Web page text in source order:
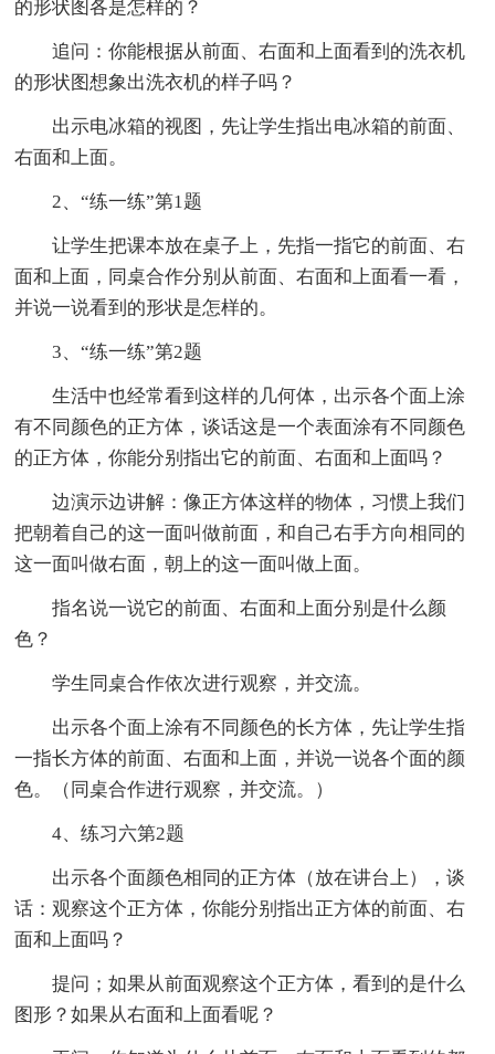
的形状图各是怎样的？
追问：你能根据从前面、右面和上面看到的洗衣机
的形状图想象出洗衣机的样子吗？
出示电冰箱的视图，先让学生指出电冰箱的前面、
右面和上面。
2、“练一练”第1题
让学生把课本放在桌子上，先指一指它的前面、右
面和上面，同桌合作分别从前面、右面和上面看一看，
并说一说看到的形状是怎样的。
3、“练一练”第2题
生活中也经常看到这样的几何体，出示各个面上涂
有不同颜色的正方体，谈话这是一个表面涂有不同颜色
的正方体，你能分别指出它的前面、右面和上面吗？
边演示边讲解：像正方体这样的物体，习惯上我们
把朝着自己的这一面叫做前面，和自己右手方向相同的
这一面叫做右面，朝上的这一面叫做上面。
指名说一说它的前面、右面和上面分别是什么颜
色？
学生同桌合作依次进行观察，并交流。
出示各个面上涂有不同颜色的长方体，先让学生指
一指长方体的前面、右面和上面，并说一说各个面的颜
色。（同桌合作进行观察，并交流。）
4、练习六第2题
出示各个面颜色相同的正方体（放在讲台上），谈
话：观察这个正方体，你能分别指出正方体的前面、右
面和上面吗？
提问；如果从前面观察这个正方体，看到的是什么
图形？如果从右面和上面看呢？